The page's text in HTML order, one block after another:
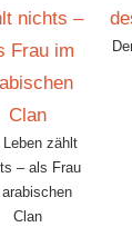
Leben zählt
– als Frau
Clan